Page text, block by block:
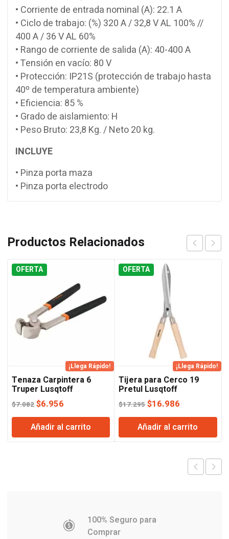
• Corriente de entrada nominal (A): 22.1 A
• Ciclo de trabajo: (%) 320 A / 32,8 V AL 100% //
400 A / 36 V AL 60%
• Rango de corriente de salida (A): 40-400 A
• Tensión en vacío: 80 V
• Protección: IP21S (protección de trabajo hasta
40º de temperatura ambiente)
• Eficiencia: 85 %
• Grado de aislamiento: H
• Peso Bruto: 23,8 Kg. / Neto 20 kg.
INCLUYE
• Pinza porta maza
• Pinza porta electrodo
Productos Relacionados
OFERTA
¡Llega Rápido!
Tenaza Carpintera 6
Truper Lusqtoff
$7.082 El
precio
original
era:
$6.956
precio
actual
es:
Añadir al carrito
OFERTA
¡Llega Rápido!
Tijera para Cerco 19
Pretul Lusqtoff
$17.295El
precio
original
era:
$16.986
precio
actual
es:
Añadir al carrito
100% Seguro para
Comprar